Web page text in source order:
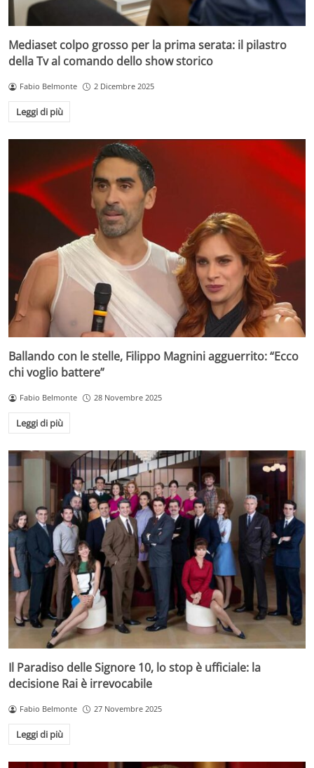
Mediaset colpo grosso per la prima serata: il pilastro
della Tv al comando dello show storico
Fabio Belmonte 2 Dicembre 2025
Leggi di più
Ballando con le stelle, Filippo Magnini agguerrito: “Ecco
chi voglio battere”
Fabio Belmonte 28 Novembre 2025
Leggi di più
Il Paradiso delle Signore 10, lo stop è ufficiale: la
decisione Rai è irrevocabile
Fabio Belmonte 27 Novembre 2025
Leggi di più